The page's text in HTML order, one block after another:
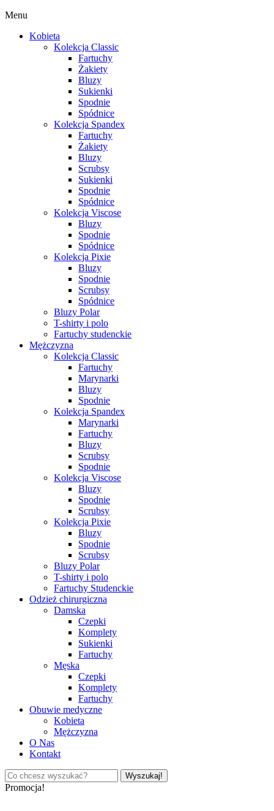
Menu
Kobieta
Kolekcja Classic
Fartuchy
Żakiety
Bluzy
Sukienki
Spodnie
Spódnice
Kolekcja Spandex
Fartuchy
Żakiety
Bluzy
Scrubsy
Sukienki
Spodnie
Spódnice
Kolekcja Viscose
Bluzy
Spodnie
Spódnice
Kolekcja Pixie
Bluzy
Spodnie
Scrubsy
Spódnice
Bluzy Polar
T-shirty i polo
Fartuchy studenckie
Mężczyzna
Kolekcja Classic
Fartuchy
Marynarki
Bluzy
Spodnie
Kolekcja Spandex
Marynarki
Fartuchy
Bluzy
Scrubsy
Spodnie
Kolekcja Viscose
Bluzy
Spodnie
Scrubsy
Kolekcja Pixie
Bluzy
Spodnie
Scrubsy
Bluzy Polar
T-shirty i polo
Fartuchy Studenckie
Odzież chirurgiczna
Damska
Czepki
Komplety
Sukienki
Fartuchy
Męska
Czepki
Komplety
Fartuchy
Obuwie medyczne
Kobieta
Mężczyzna
O Nas
Kontakt
Wyszukaj!
Promocja!